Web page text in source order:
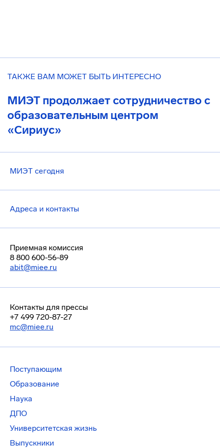
ТАКЖЕ ВАМ МОЖЕТ БЫТЬ ИНТЕРЕСНО
МИЭТ продолжает сотрудничество с
образовательным центром
«Сириус»
МИЭТ сегодня
Адреса и контакты
Приемная комиссия
8 800 600-56-89
abit@miee.ru
Контакты для прессы
+7 499 720-87-27
mc@miee.ru
Поступающим
Образование
Наука
ДПО
Университетская жизнь
Выпускники